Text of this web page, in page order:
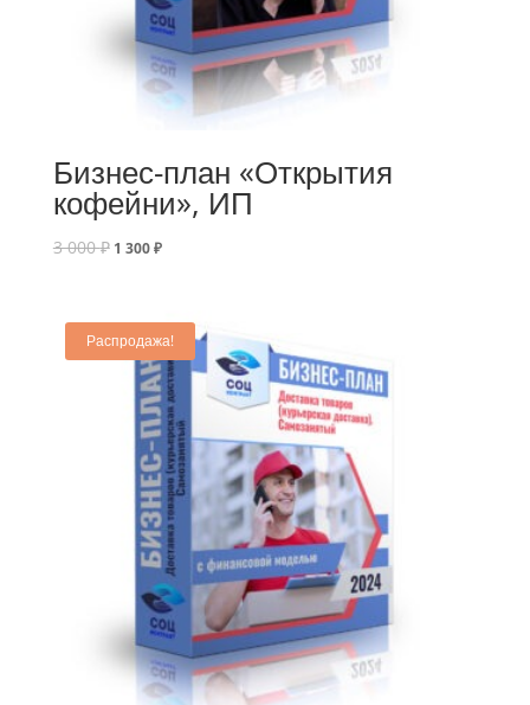
Бизнес-план «Открытия
кофейни», ИП
3 000₽ 1 300₽
Распродажа!